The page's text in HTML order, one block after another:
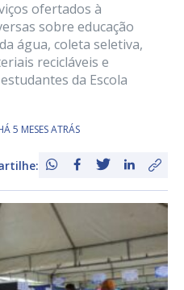
ofertados à
sobre educação
água, coleta seletiva,
recicláveis e
da Escola
5 MESES ATRÁS